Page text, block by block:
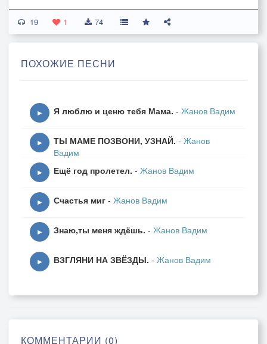
Хорошие все кадры мне охота,
Объединить в один коллаж,
Произвести такой монтаж.
Всё убегает от меня,
Прожитые мои года.
А жизнь словно песок сквозь пальцы,
Я сделаю, чтоб были не напрасны.
Один лишь вывод сделал я,
Всё убегает от меня,
19 1 74
ПОХОЖИЕ ПЕСНИ
▶ Я люблю и ценю тебя Мама. - Жанов Вадим
▶ ТЫ МАМЕ ПОЗВОНИ, УЗНАЙ. - Жанов
Вадим
▶ Ещё год пролетел. - Жанов Вадим
▶ Счастья миг - Жанов Вадим
▶ Знаю,ты меня ждёшь. - Жанов Вадим
▶ ВЗГЛЯНИ НА ЗВЁЗДЫ. - Жанов Вадим
КОММЕНТАРИИ (0)